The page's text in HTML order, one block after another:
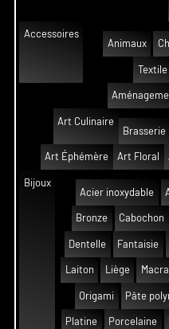
Accessoires
Animaux
Textile
Art Culinaire
Brasserie
Art Éphémère Art Floral
Bijoux
Acier inoxydable
Bronze Cabochon
Dentelle Fantaisie
Laiton Liège
Origami Pâte
Platine Porcelaine